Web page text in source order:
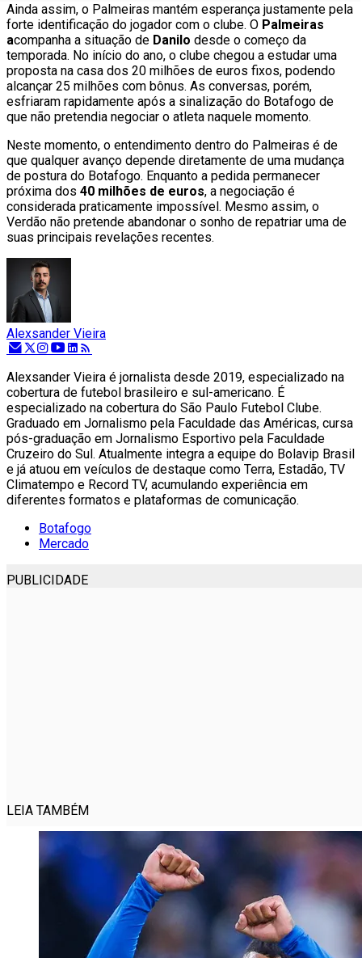
Ainda assim, o Palmeiras mantém esperança justamente pela
forte identificação do jogador com o clube. O Palmeiras
acompanha a situação de Danilo desde o começo da
temporada. No início do ano, o clube chegou a estudar uma
proposta na casa dos 20 milhões de euros fixos, podendo
alcançar 25 milhões com bônus. As conversas, porém,
esfriaram rapidamente após a sinalização do Botafogo de
que não pretendia negociar o atleta naquele momento.
Neste momento, o entendimento dentro do Palmeiras é de
que qualquer avanço depende diretamente de uma mudança
de postura do Botafogo. Enquanto a pedida permanecer
próxima dos 40 milhões de euros, a negociação é
considerada praticamente impossível. Mesmo assim, o
Verdão não pretende abandonar o sonho de repatriar uma de
suas principais revelações recentes.
Alexsander Vieira
Alexsander Vieira é jornalista desde 2019, especializado na
cobertura de futebol brasileiro e sul-americano. É
especializado na cobertura do São Paulo Futebol Clube.
Graduado em Jornalismo pela Faculdade das Américas, cursa
pós-graduação em Jornalismo Esportivo pela Faculdade
Cruzeiro do Sul. Atualmente integra a equipe do Bolavip Brasil
e já atuou em veículos de destaque como Terra, Estadão, TV
Climatempo e Record TV, acumulando experiência em
diferentes formatos e plataformas de comunicação.
Botafogo
Mercado
PUBLICIDADE
LEIA TAMBÉM